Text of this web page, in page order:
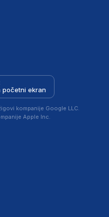
početni ekran
kompanije Google LLC.
Apple Inc.